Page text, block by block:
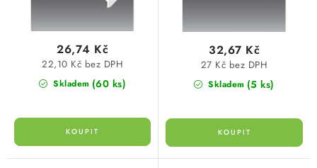
VÝPRODEJ
Položky bez zařazené kategorie dle výrobců
VÁNOCE
OSVĚTLENÍ
Skladem (60 ks)
22,10 Kč bez DPH
26,74 Kč
Skladem (5 ks)
27 Kč bez DPH
32,67 Kč